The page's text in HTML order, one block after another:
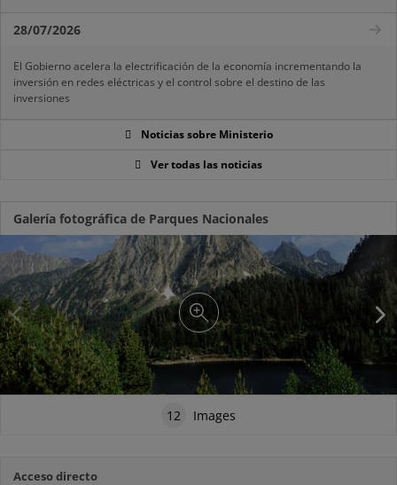
28/07/2026
El Gobierno acelera la electrificación de la economía incrementando la
inversión en redes eléctricas y el control sobre el destino de las
inversiones
Noticias sobre Ministerio
Ver todas las noticias
Galería fotográfica de Parques Nacionales
12 Images
Acceso directo